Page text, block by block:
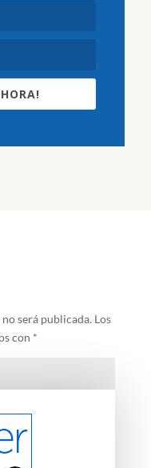
será publicada. Los
con *